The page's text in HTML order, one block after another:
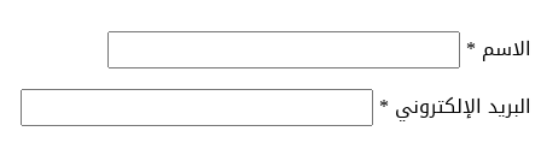
الاسم *
البريد الإلكتروني *